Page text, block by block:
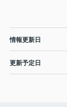
情報更新日
更新予定日